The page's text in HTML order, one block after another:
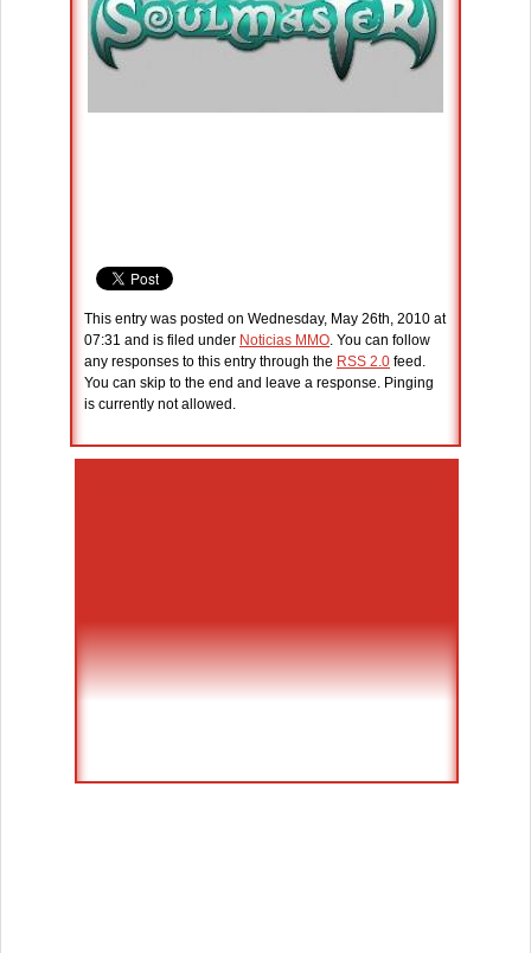
This entry was posted on Wednesday, May 26th, 2010 at
07:31 and is filed under Noticias MMO. You can follow
any responses to this entry through the RSS 2.0 feed.
You can skip to the end and leave a response. Pinging
is currently not allowed.